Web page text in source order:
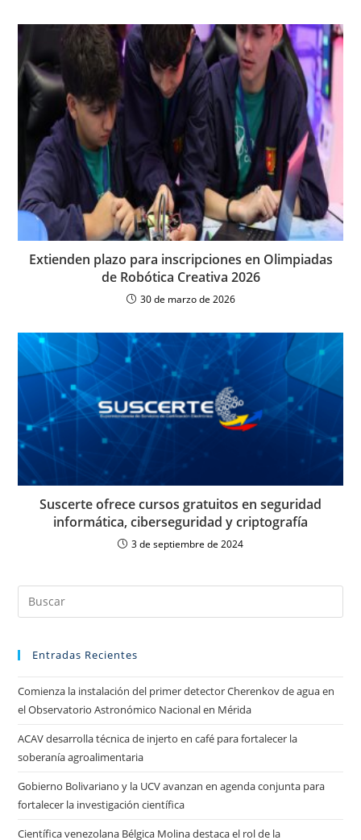
Extienden plazo para inscripciones en Olimpiadas
de Robótica Creativa 2026
30 de marzo de 2026
Suscerte ofrece cursos gratuitos en seguridad
informática, ciberseguridad y criptografía
3 de septiembre de 2024
Entradas Recientes
Comienza la instalación del primer detector Cherenkov de agua en
el Observatorio Astronómico Nacional en Mérida
ACAV desarrolla técnica de injerto en café para fortalecer la
soberanía agroalimentaria
Gobierno Bolivariano y la UCV avanzan en agenda conjunta para
fortalecer la investigación científica
Científica venezolana Bélgica Molina destaca el rol de la